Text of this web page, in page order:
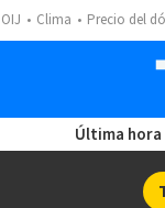
OIJ Clima Precio del
Última hora